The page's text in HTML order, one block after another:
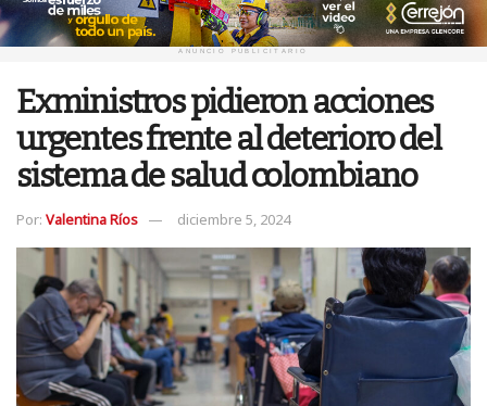
ANUNCIO PUBLICITARIO
Exministros pidieron acciones
urgentes frente al deterioro del
sistema de salud colombiano
Por: Valentina Ríos diciembre 5, 2024